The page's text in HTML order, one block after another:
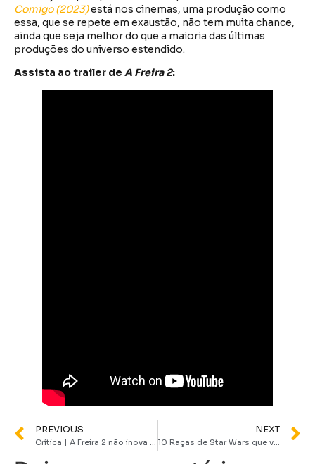
Comigo (2023)está nos cinemas, uma produção como
essa, que se repete em exaustão, não tem muita chance,
ainda que seja melhor do que a maioria das últimas
produções do universo estendido.
Assista ao trailer de A Freira 2:
PREVIOUS NEXT
10 Raças de Star Wars que você já viu e não conhece